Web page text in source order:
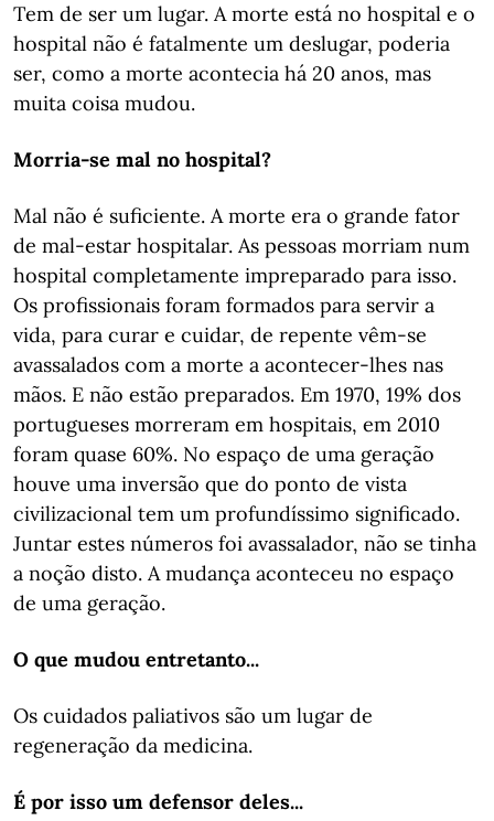
Tem de ser um lugar. A morte está no hospital e o
hospital não é fatalmente um deslugar, poderia
ser, como a morte acontecia há 20 anos, mas
muita coisa mudou.
Morria-se mal no hospital?
Mal não é suficiente. A morte era o grande fator
de mal-estar hospitalar. As pessoas morriam num
hospital completamente impreparado para isso.
Os profissionais foram formados para servir a
vida, para curar e cuidar, de repente vêm-se
avassalados com a morte a acontecer-lhes nas
mãos. E não estão preparados. Em 1970, 19% dos
portugueses morreram em hospitais, em 2010
foram quase 60%. No espaço de uma geração
houve uma inversão que do ponto de vista
civilizacional tem um profundíssimo significado.
Juntar estes números foi avassalador, não se tinha
a noção disto. A mudança aconteceu no espaço
de uma geração.
O que mudou entretanto...
Os cuidados paliativos são um lugar de
regeneração da medicina.
É por isso um defensor deles...